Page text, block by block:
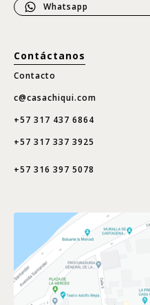
Whatsapp
Contáctanos
Contacto
c@casachiqui.com
+57 317 437 6864
+57 317 337 3925
+57 316 397 5078